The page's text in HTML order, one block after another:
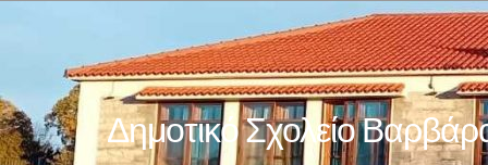
Δημοτικό Σχολείο